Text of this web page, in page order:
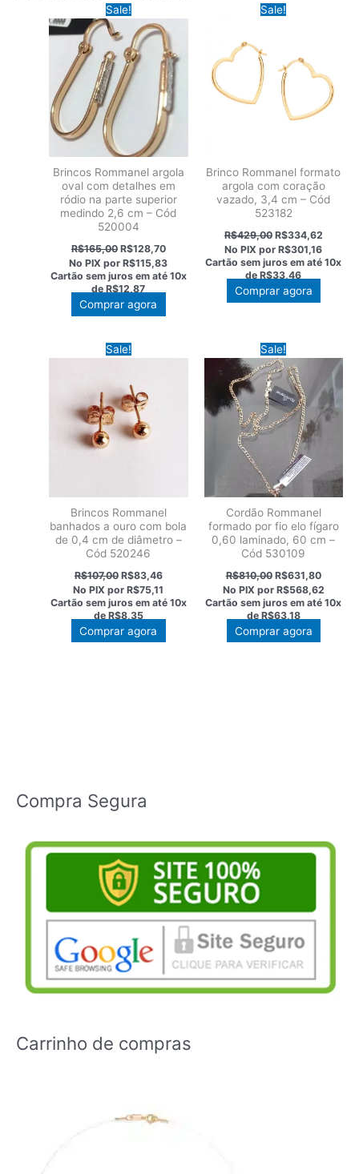
Sale!
Brincos Rommanel argola
oval com detalhes em
ródio na parte superior
medindo 2,6 cm – Cód
520004
R$165,00 O
preço
original
era:
R$165,00.
R$128,70O
preço
atual
é:
R$128,70.
No PIX porR$115,83
Cartão sem juros em até 10x
de R$12,87
Comprar agora
Sale!
Brinco Rommanel formato
argola com coração
vazado, 3,4 cm – Cód
523182
R$429,00 O
preço
original
era:
R$429,00.
R$334,62O
atual
é:
No PIX porR$301,16
Cartão sem juros em até10x
de R$33,46
Comprar agora
Sale!
Brincos Rommanel
banhados a ouro com bola
de 0,4 cm de diâmetro –
Cód 520246
R$107,00 O
preço
original
era:
R$107,00.
R$83,46O
preço
atual
é:
R$83,46.
No PIX porR$75,11
Cartão sem juros em até 10x
deR$8,35
Comprar agora
Sale!
Cordão Rommanel
formado por fio elo fígaro
0,60 laminado, 60 cm –
Cód 530109
R$810,00 O
preço
original
era:
R$810,00.
R$631,80O
preço
atual
é:
No PIX por R$568,62
Cartão sem juros em até10x
deR$63,18
Comprar agora
Compra Segura
Carrinho de compras